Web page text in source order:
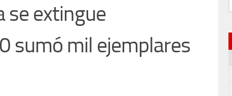
se extingue
sumó mil ejemplares